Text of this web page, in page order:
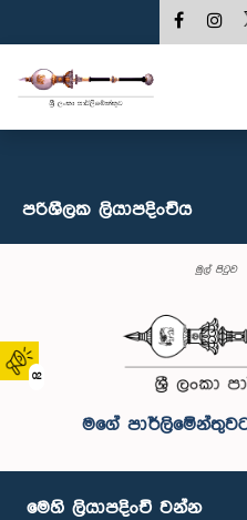
02
පරිශීලක ලියාපදිංචිය
මුල් පිටුව
මගේ
මෙහි ලියාපදිංචි වන්න